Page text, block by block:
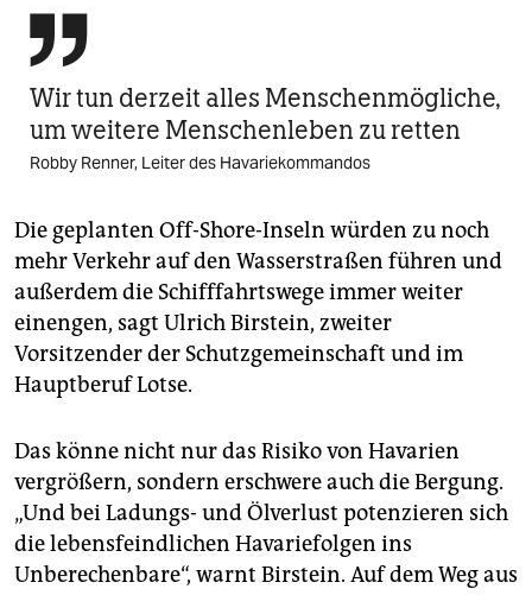

Wir tun derzeit alles Menschenmögliche,
um weitere Menschenleben zu retten
Robby Renner, Leiter des Havariekommandos
Die geplanten Off-Shore-Inseln würden zu noch
mehr Verkehr auf den Wasserstraßen führen und
außerdem die Schifffahrtswege immer weiter
einengen, sagt Ulrich Birstein, zweiter
Vorsitzender der Schutzgemeinschaft und im
Hauptberuf Lotse.
Das könne nicht nur das Risiko von Havarien
vergrößern, sondern erschwere auch die Bergung.
„Und bei Ladungs- und Ölverlust potenzieren sich
die lebensfeindlichen Havariefolgen ins
Unberechenbare“, warnt Birstein. Auf dem Weg aus